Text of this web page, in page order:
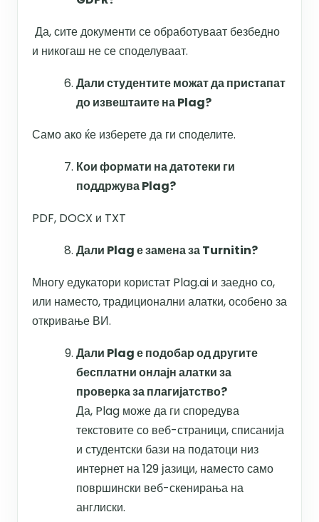
Да, сите документи се обработуваат безбедно
и никогаш не се споделуваат.
Дали студентите можат да пристапат
до извештаите на Plag?
Само ако ќе изберете да ги споделите.
Кои формати на датотеки ги
поддржува Plag?
PDF, DOCX и TXT
Дали Plag е замена за Turnitin?
Многу едукатори користат Plag.ai и заедно со,
или наместо, традиционални алатки, особено за
откривање ВИ.
Дали Plag е подобар од другите
бесплатни онлајн алатки за
проверка за плагијатство?
Да, Plag може да ги споредува
текстовите со веб-страници, списанија
и студентски бази на податоци низ
интернет на 129 јазици, наместо само
површински веб-скенирања на
англиски.